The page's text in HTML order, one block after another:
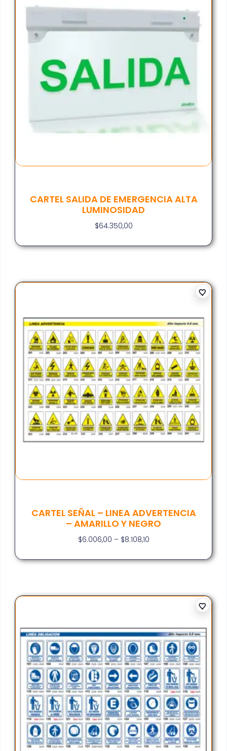
CARTEL SALIDA DE EMERGENCIA ALTA
LUMINOSIDAD
$64.350,00
CARTEL SEÑAL – LINEA ADVERTENCIA
– AMARILLO Y NEGRO
$6.006,00 – $8.108,10